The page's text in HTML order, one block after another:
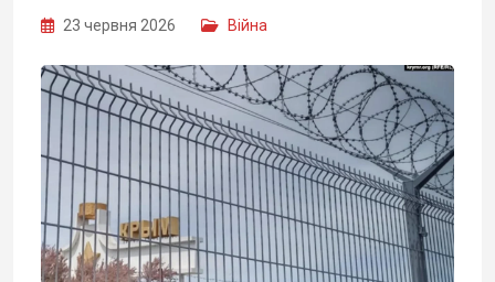
23 червня 2026 Війна